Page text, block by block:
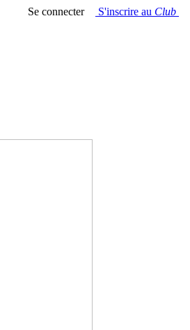
Se connecter S'inscrire au Club